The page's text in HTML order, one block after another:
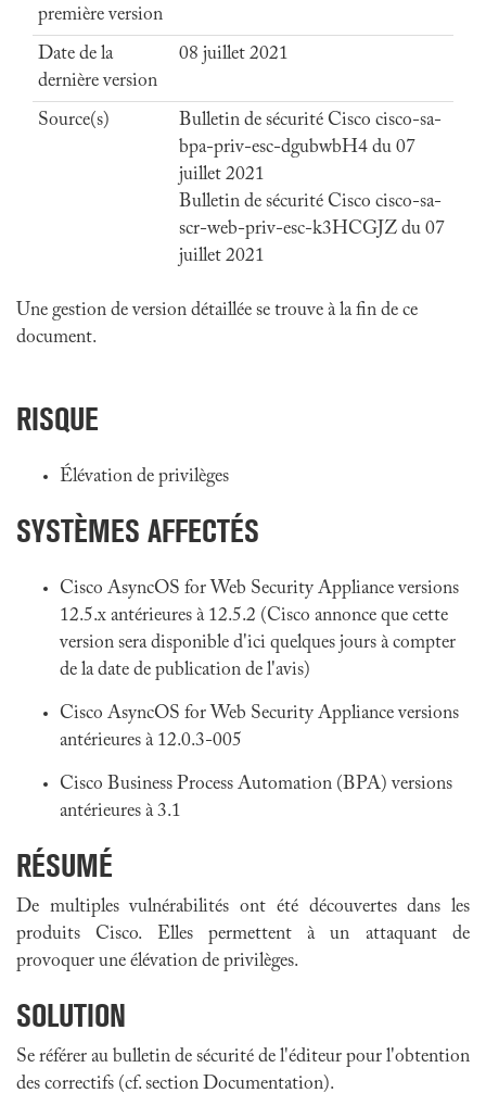
première version
Date de la
dernière version
08 juillet 2021
Source(s)
Bulletin de sécurité Cisco cisco-sa-
bpa-priv-esc-dgubwbH4 du 07
juillet 2021
Bulletin de sécurité Cisco cisco-sa-
scr-web-priv-esc-k3HCGJZ du 07
juillet 2021
Une gestion de version détaillée se trouve à la fin de ce
document.
RISQUE
Élévation de privilèges
SYSTÈMES AFFECTÉS
Cisco AsyncOS for Web Security Appliance versions
12.5.x antérieures à 12.5.2 (Cisco annonce que cette
version sera disponible d'ici quelques jours à compter
de la date de publication de l'avis)
Cisco AsyncOS for Web Security Appliance versions
antérieures à 12.0.3-005
Cisco Business Process Automation (BPA) versions
antérieures à 3.1
RÉSUMÉ
De multiples vulnérabilités ont été découvertes dans les
produits Cisco. Elles permettent à un attaquant de
provoquer une élévation de privilèges.
SOLUTION
Se référer au bulletin de sécurité de l'éditeur pour l'obtention
des correctifs (cf. section Documentation).